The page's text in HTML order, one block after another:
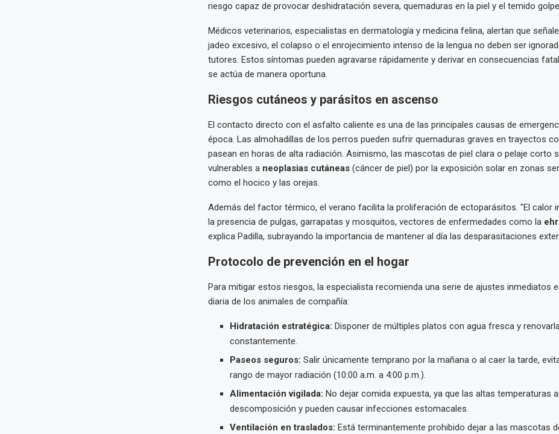
riesgo capaz de provocar deshidratación severa, quemaduras en la piel y el temido
Médicos veterinarios, especialistas en dermatología y medicina felina, alertan que
jadeo excesivo, el colapso o el enrojecimiento intenso de la lengua no deben ser
tutores. Estos síntomas pueden agravarse rápidamente y derivar en consecuencias
se actúa de manera oportuna.
Riesgos cutáneos y parásitos en ascenso
El contacto directo con el asfalto caliente es una de las principales causas de
época. Las almohadillas de los perros pueden sufrir quemaduras graves en trayectos
pasean en horas de alta radiación. Asimismo, las mascotas de piel clara o pelaje corto
vulnerables a neoplasias cutáneas(cáncer de piel) por la exposición solar en zonas
como el hocico y las orejas.
Además del factor térmico, el verano facilita la proliferación de ectoparásitos. "El calor
la presencia de pulgas, garrapatas y mosquitos, vectores de enfermedades como la
explica Padilla, subrayando la importancia de mantener al día las desparasitaciones
Protocolo de prevención en el hogar
Para mitigar estos riesgos, la especialista recomienda una serie de ajustes inmediatos
diaria de los animales de compañía:
Hidratación estratégica: Disponer de múltiples platos con agua fresca y
constantemente.
Paseos seguros: Salir únicamente temprano por la mañana o al caer la tarde,
rango de mayor radiación (10:00 a.m. a 4:00 p.m.).
Alimentación vigilada: No dejar comida expuesta, ya que las altas temperaturas
descomposición y pueden causar infecciones estomacales.
Ventilación en traslados: Está terminantemente prohibido dejar a las mascotas